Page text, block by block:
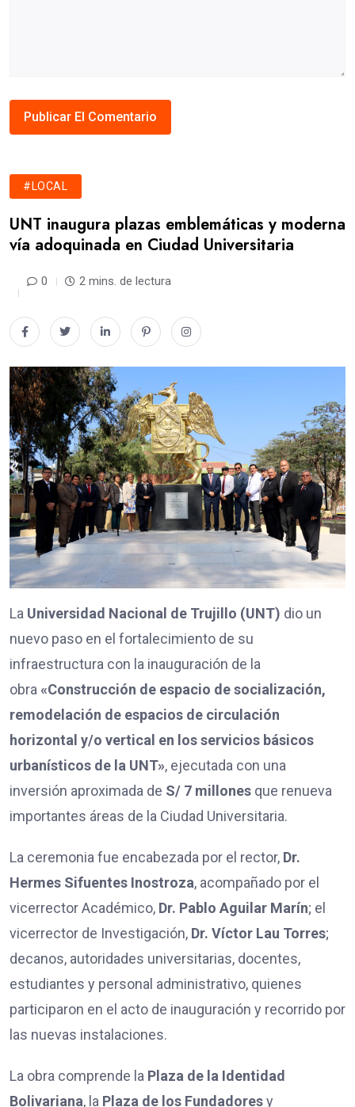
#LOCAL
UNT inaugura plazas emblemáticas y moderna
vía adoquinada en Ciudad Universitaria
0 2 mins. de lectura
La Universidad Nacional de Trujillo (UNT) dio un
nuevo paso en el fortalecimiento de su
infraestructura con la inauguración de la
obra«Construcción de espacio de socialización,
remodelación de espacios de circulación
horizontal y/o vertical en los servicios básicos
urbanísticos de la UNT», ejecutada con una
inversión aproximada de S/ 7 millones que renueva
importantes áreas de la Ciudad Universitaria.
La ceremonia fue encabezada por el rector, Dr.
Hermes Sifuentes Inostroza, acompañado por el
vicerrector Académico, Dr. Pablo Aguilar Marín; el
vicerrector de Investigación, Dr. Víctor Lau Torres;
decanos, autoridades universitarias, docentes,
estudiantes y personal administrativo, quienes
participaron en el acto de inauguración y recorrido por
las nuevas instalaciones.
La obra comprende la Plaza de la Identidad
Bolivariana, la Plaza de los Fundadoresy